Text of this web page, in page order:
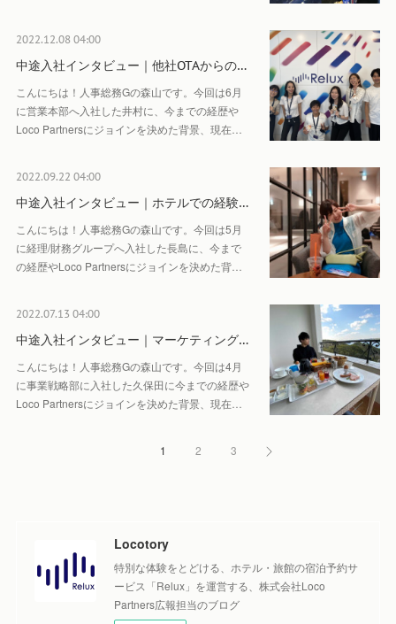
2022.12.08 04:00
中途入社インタビュー｜他社OTAからの…
こんにちは！人事総務Gの森山です。今回は6月
に営業本部へ入社した井村に、今までの経歴や
Loco Partnersにジョインを決めた背景、現在…
2022.09.22 04:00
中途入社インタビュー｜ホテルでの経験…
こんにちは！人事総務Gの森山です。今回は5月
に経理/財務グループへ入社した長島に、今まで
の経歴やLoco Partnersにジョインを決めた背…
2022.07.13 04:00
中途入社インタビュー｜マーケティング…
こんにちは！人事総務Gの森山です。今回は4月
に事業戦略部に入社した久保田に今までの経歴や
Loco Partnersにジョインを決めた背景、現在…
1 2 3
Locotory
特別な体験をとどける、ホテル・旅館の宿泊予約サ
ービス「Relux」を運営する、株式会社Loco
Partners広報担当のブログ